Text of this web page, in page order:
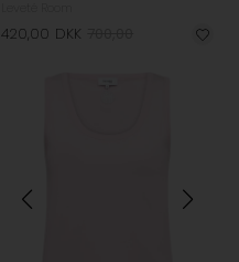
420,00 DKK